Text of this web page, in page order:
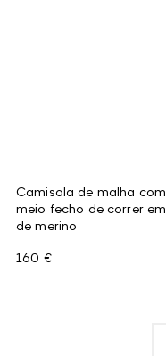
Camisola de malha com
meio fecho de correr
de merino
160 €